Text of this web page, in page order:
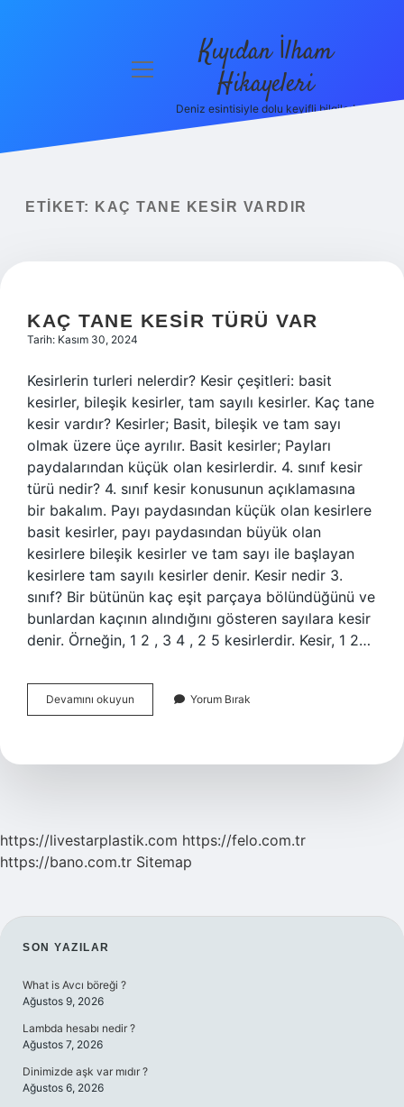
menüyü
Kıyıdan İlham
Hikayeleri
Deniz esintisiyle dolu keyifli bilgiler!
ETIKET: KAÇ TANE KESIR VARDIR
KAÇ TANE KESIR TÜRÜ VAR
Tarih: Kasım 30, 2024
Kesirlerin turleri nelerdir? Kesir çeşitleri: basit
kesirler, bileşik kesirler, tam sayılı kesirler. Kaç tane
kesir vardır? Kesirler; Basit, bileşik ve tam sayı
olmak üzere üçe ayrılır. Basit kesirler; Payları
paydalarından küçük olan kesirlerdir. 4. sınıf kesir
türü nedir? 4. sınıf kesir konusunun açıklamasına
bir bakalım. Payı paydasından küçük olan kesirlere
basit kesirler, payı paydasından büyük olan
kesirlere bileşik kesirler ve tam sayı ile başlayan
kesirlere tam sayılı kesirler denir. Kesir nedir 3.
sınıf? Bir bütünün kaç eşit parçaya bölündüğünü ve
bunlardan kaçının alındığını gösteren sayılara kesir
denir. Örneğin, 1 2 , 3 4 , 2 5 kesirlerdir. Kesir, 1 2…
Devamını okuyun
Tane
Var
Yorum Bırak
https://livestarplastik.com https://felo.com.tr
https://bano.com.tr Sitemap
SIDEBAR
SON YAZILAR
What is Avcı böreği ?
Ağustos 9, 2026
Lambda hesabı nedir ?
Ağustos 7, 2026
Dinimizde aşk var mıdır ?
Ağustos 6, 2026